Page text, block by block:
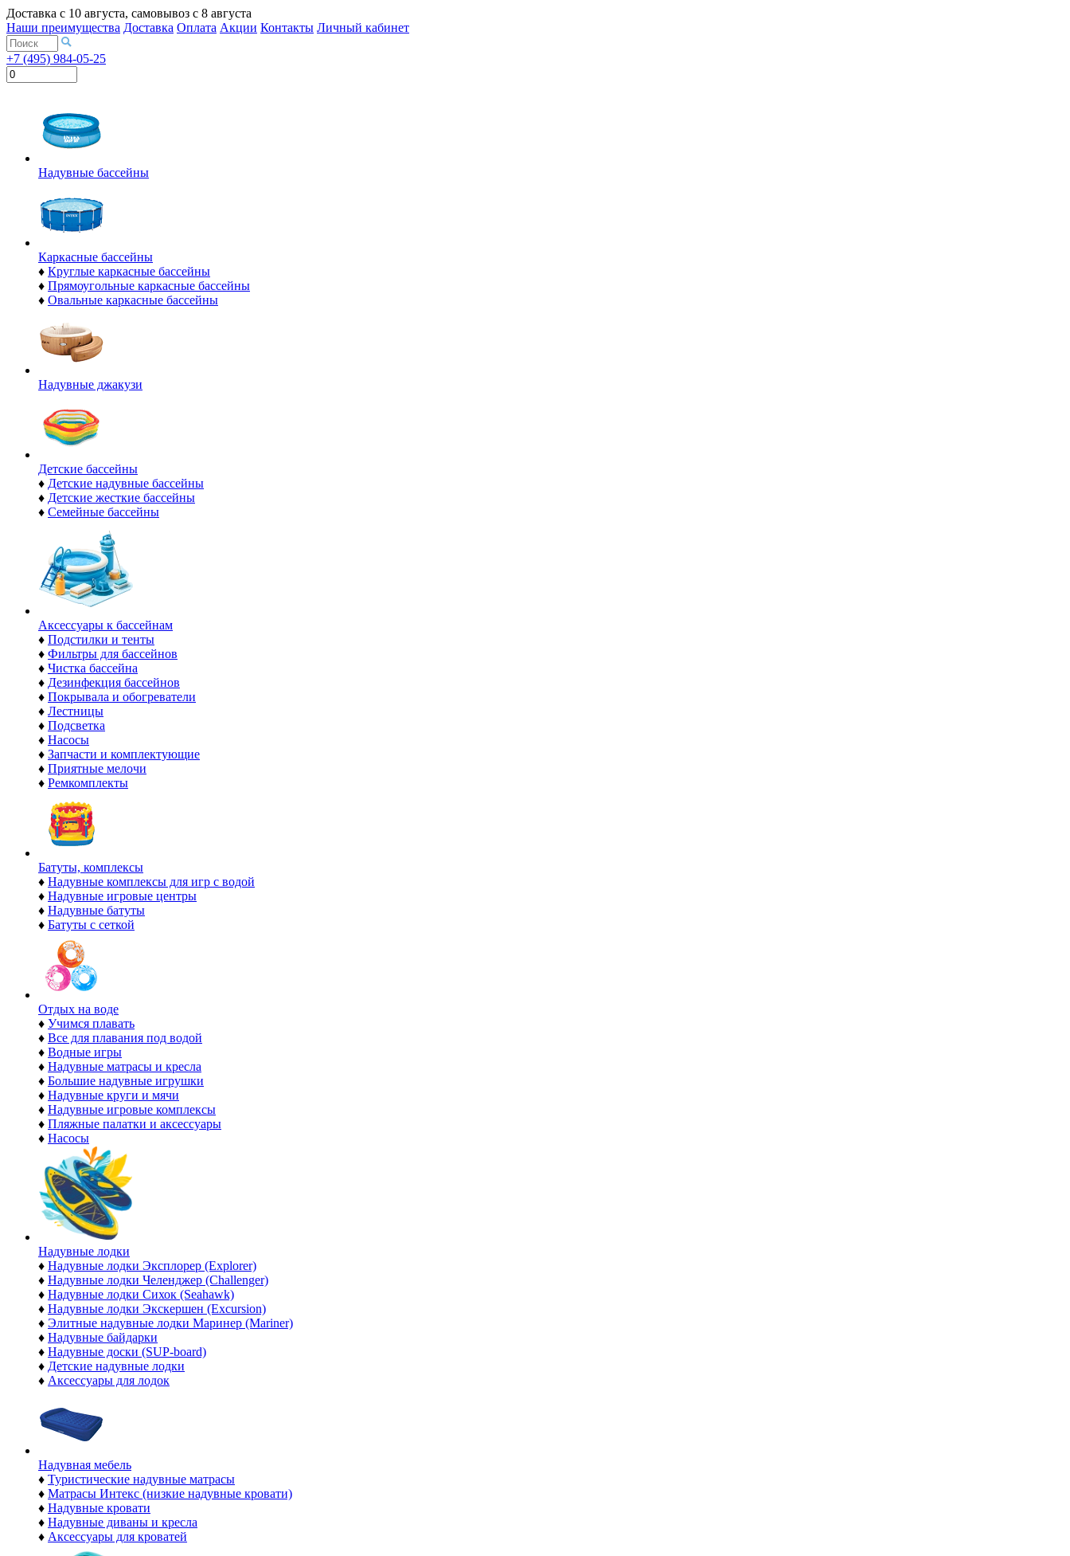
Доставка с 10 августа, самовывоз с 8 августа
Наши преимущества Доставка Оплата Акции Контакты Личный кабинет
+7 (495) 984-05-25
Надувные бассейны
Каркасные бассейны
♦ Круглые каркасные бассейны
♦ Прямоугольные каркасные бассейны
♦ Овальные каркасные бассейны
Надувные джакузи
Детские бассейны
♦ Детские надувные бассейны
♦ Детские жесткие бассейны
♦ Семейные бассейны
Аксессуары к бассейнам
♦ Подстилки и тенты
♦ Фильтры для бассейнов
♦ Чистка бассейна
♦ Дезинфекция бассейнов
♦ Покрывала и обогреватели
♦ Лестницы
♦ Подсветка
♦ Насосы
♦ Запчасти и комплектующие
♦ Приятные мелочи
♦ Ремкомплекты
Батуты, комплексы
♦ Надувные комплексы для игр с водой
♦ Надувные игровые центры
♦ Надувные батуты
♦ Батуты с сеткой
Отдых на воде
♦ Учимся плавать
♦ Все для плавания под водой
♦ Водные игры
♦ Надувные матрасы и кресла
♦ Большие надувные игрушки
♦ Надувные круги и мячи
♦ Надувные игровые комплексы
♦ Пляжные палатки и аксессуары
♦ Насосы
Надувные лодки
♦ Надувные лодки Эксплорер (Explorer)
♦ Надувные лодки Челенджер (Challenger)
♦ Надувные лодки Сихок (Seahawk)
♦ Надувные лодки Экскершен (Excursion)
♦ Элитные надувные лодки Маринер (Mariner)
♦ Надувные байдарки
♦ Надувные доски (SUP-board)
♦ Детские надувные лодки
♦ Аксессуары для лодок
Надувная мебель
♦ Туристические надувные матрасы
♦ Матрасы Интекс (низкие надувные кровати)
♦ Надувные кровати
♦ Надувные диваны и кресла
♦ Аксессуары для кроватей